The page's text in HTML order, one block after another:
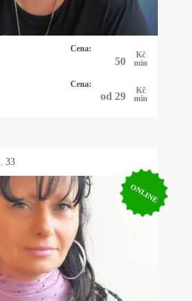
Cena:
50
Kč
min
Cena:
od 29
Kč
min
přiberu i kyvadlo.
33
ONLINE
Vivien
karty. Budu váš dobrý
zodpovím přesně jakoukoliv
i budoucnost. Mám